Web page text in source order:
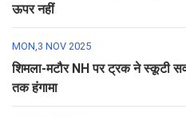
ऊपर नहीं
MON,3 NOV 2025
शिमला-मटौर NH पर ट्रक ने स्कूटी
तक हंगामा